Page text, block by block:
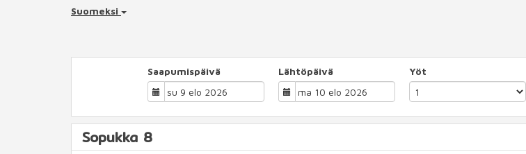
Suomeksi
Saapumispäivä Lähtöpäivä Yöt
Sopukka 8